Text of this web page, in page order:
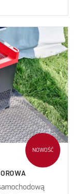
NOWOŚĆ